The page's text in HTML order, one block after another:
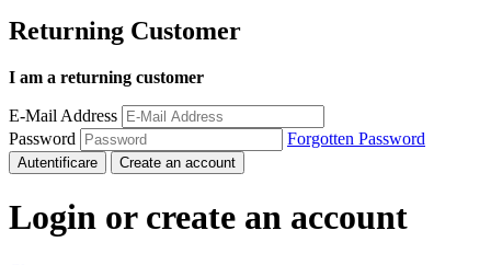
Returning Customer
I am a returning customer
E-Mail Address
Password
Forgotten Password
Autentificare Create an account
Login or create an account